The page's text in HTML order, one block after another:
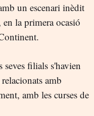
un escenari inèdit
la primera ocasió
filials s'havien
amb
amb les curses de